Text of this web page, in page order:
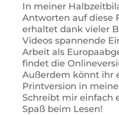
In meiner
Antworten auf diese
erhaltet dank vieler
Videos spannende
Arbeit als
findet die
Außerdem könnt ihr
Printversion in
Schreibt mir einfach
Spaß beim Lesen!